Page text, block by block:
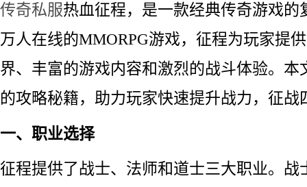
传奇私服热血征程，是一款经典传奇游戏的
万人在线的MMORPG游戏，征程为玩家提
界、丰富的游戏内容和激烈的战斗体验。本
的攻略秘籍，助力玩家快速提升战力，征战
一、职业选择
征程提供了战士、法师和道士三大职业。战